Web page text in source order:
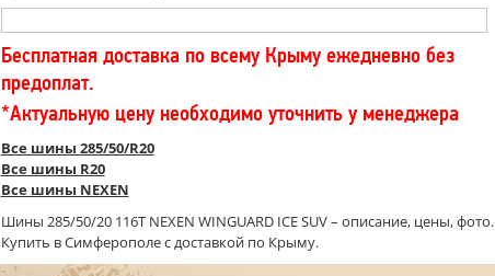
Бесплатная доставка по всему Крыму ежедневно без
предоплат.
*Актуальную цену необходимо уточнить у менеджера
Все шины 285/50/R20
Все шины R20
Все шины NEXEN
Шины 285/50/20 116T NEXEN WINGUARD ICE SUV – описание, цены, фото.
Купить в Симферополе с доставкой по Крыму.